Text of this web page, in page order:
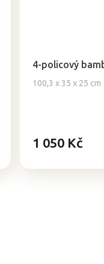
4-policový
100,3 x 35 x 25 cm
1 050 Kč